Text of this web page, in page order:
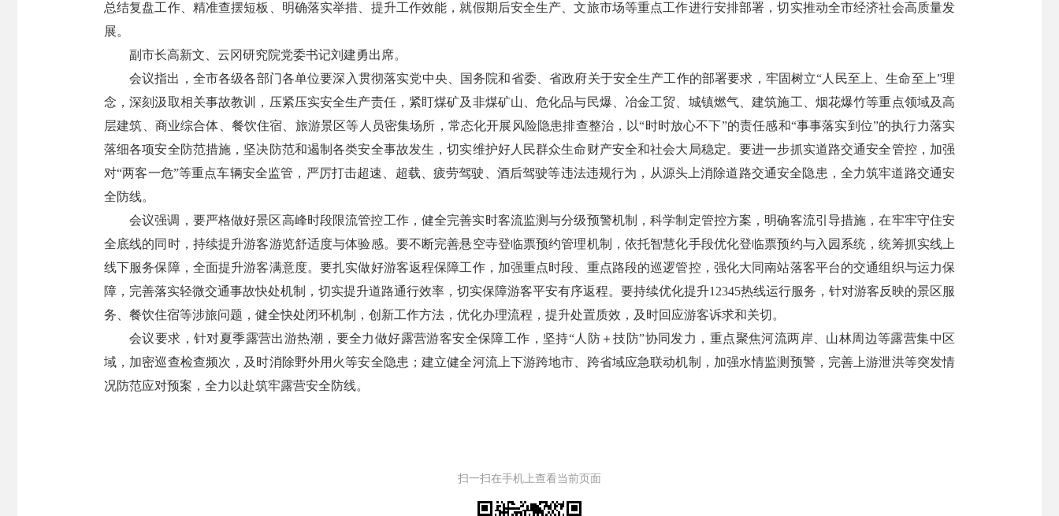
总结复盘工作、精准查摆短板、明确落实举措、提升工作效能，就假期后安全生产、文旅市场等重点工作进行安排部署，切实推动全市经济社会高质量发
展。
副市长高新文、云冈研究院党委书记刘建勇出席。
会议指出，全市各级各部门各单位要深入贯彻落实党中央、国务院和省委、省政府关于安全生产工作的部署要求，牢固树立“人民至上、生命至上”理
念，深刻汲取相关事故教训，压紧压实安全生产责任，紧盯煤矿及非煤矿山、危化品与民爆、冶金工贸、城镇燃气、建筑施工、烟花爆竹等重点领域及高
层建筑、商业综合体、餐饮住宿、旅游景区等人员密集场所，常态化开展风险隐患排查整治，以“时时放心不下”的责任感和“事事落实到位”的执行力落实
落细各项安全防范措施，坚决防范和遏制各类安全事故发生，切实维护好人民群众生命财产安全和社会大局稳定。要进一步抓实道路交通安全管控，加强
对“两客一危”等重点车辆安全监管，严厉打击超速、超载、疲劳驾驶、酒后驾驶等违法违规行为，从源头上消除道路交通安全隐患，全力筑牢道路交通安
全防线。
会议强调，要严格做好景区高峰时段限流管控工作，健全完善实时客流监测与分级预警机制，科学制定管控方案，明确客流引导措施，在牢牢守住安
全底线的同时，持续提升游客游览舒适度与体验感。要不断完善悬空寺登临票预约管理机制，依托智慧化手段优化登临票预约与入园系统，统筹抓实线上
线下服务保障，全面提升游客满意度。要扎实做好游客返程保障工作，加强重点时段、重点路段的巡逻管控，强化大同南站落客平台的交通组织与运力保
障，完善落实轻微交通事故快处机制，切实提升道路通行效率，切实保障游客平安有序返程。要持续优化提升12345热线运行服务，针对游客反映的景区服
务、餐饮住宿等涉旅问题，健全快处闭环机制，创新工作方法，优化办理流程，提升处置质效，及时回应游客诉求和关切。
会议要求，针对夏季露营出游热潮，要全力做好露营游客安全保障工作，坚持“人防＋技防”协同发力，重点聚焦河流两岸、山林周边等露营集中区
域，加密巡查检查频次，及时消除野外用火等安全隐患；建立健全河流上下游跨地市、跨省域应急联动机制，加强水情监测预警，完善上游泄洪等突发情
况防范应对预案，全力以赴筑牢露营安全防线。
扫一扫在手机上查看当前页面